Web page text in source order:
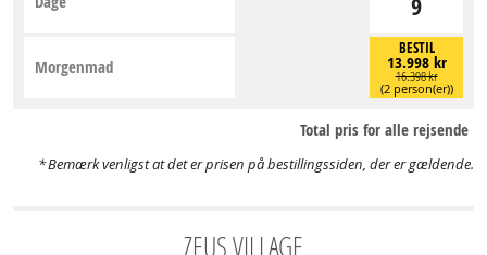
9
BESTIL
13.998 kr
16.398 kr
(2 person(er))
Morgenmad
Total pris for alle rejsende
Bemærk venligst at det er prisen på bestillingssiden, der er gældende.
ZEUS VILLAGE